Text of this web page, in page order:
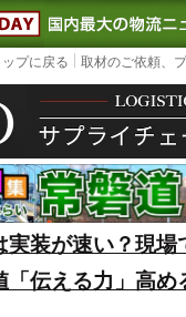
LOGISTICS
プに戻る 取材のご依頼、
実装が速い？現
「伝える力」高